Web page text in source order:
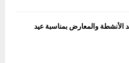
الأنشطة والمعارض بمناسبة عيد